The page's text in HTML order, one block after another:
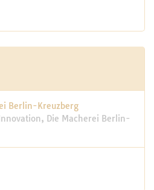
Berlin-Kreuzberg
Die Macherei Berlin-